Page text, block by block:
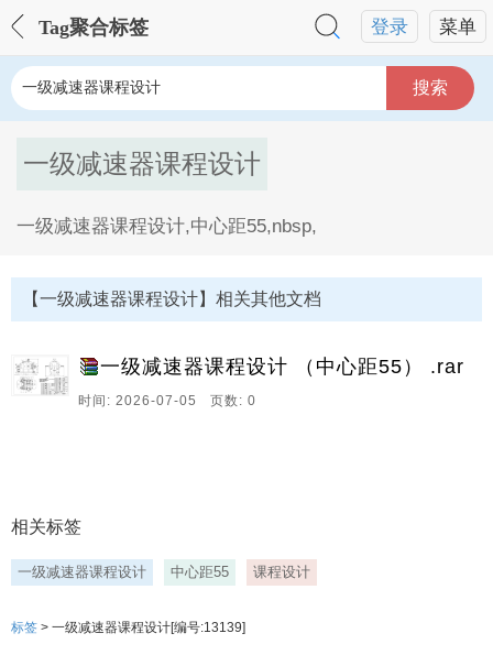
菜单
登录
Tag聚合标签
搜索
一级减速器课程设计
一级减速器课程设计,中心距55,nbsp,
【一级减速器课程设计】相关其他文档
一级减速器课程设计 （中心距55） .rar
时间: 2026-07-05 页数: 0
相关标签
一级减速器课程设计 中心距55 课程设计
标签 > 一级减速器课程设计[编号:13139]